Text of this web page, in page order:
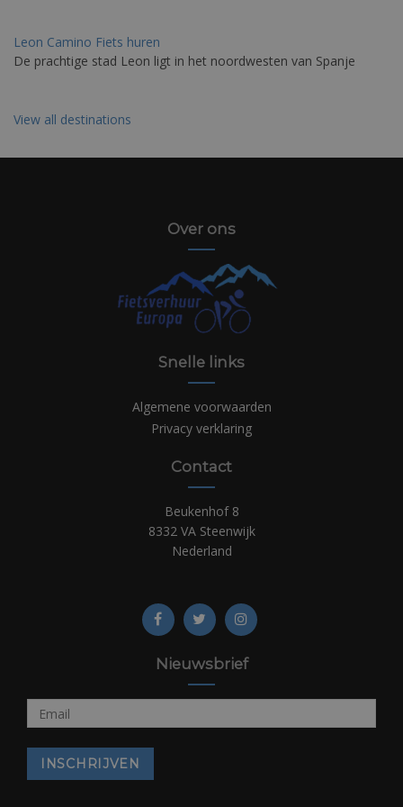
Leon Camino Fiets huren
De prachtige stad Leon ligt in het noordwesten van Spanje
View all destinations
Over ons
Snelle links
Algemene voorwaarden
Privacy verklaring
Contact
Beukenhof 8
8332 VA Steenwijk
Nederland
Nieuwsbrief